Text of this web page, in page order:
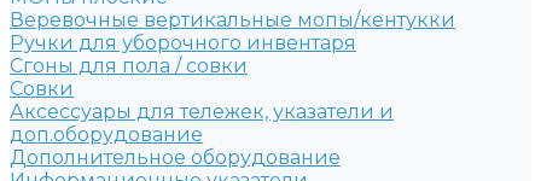
Веревочные вертикальные мопы/кентукки
Ручки для уборочного инвентаря
Сгоны для пола / совки
Совки
Аксессуары для тележек, указатели и
доп.оборудование
Дополнительное оборудование